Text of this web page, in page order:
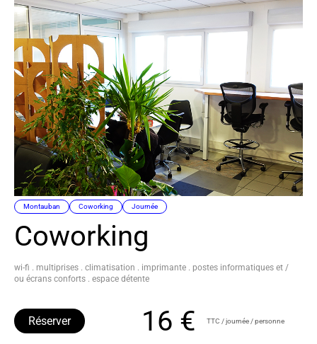
Montauban Coworking Journée
Coworking
wi-fi . multiprises . climatisation . imprimante . postes informatiques et /
ou écrans conforts . espace détente
16 € TTC / journée / personne
Réserver